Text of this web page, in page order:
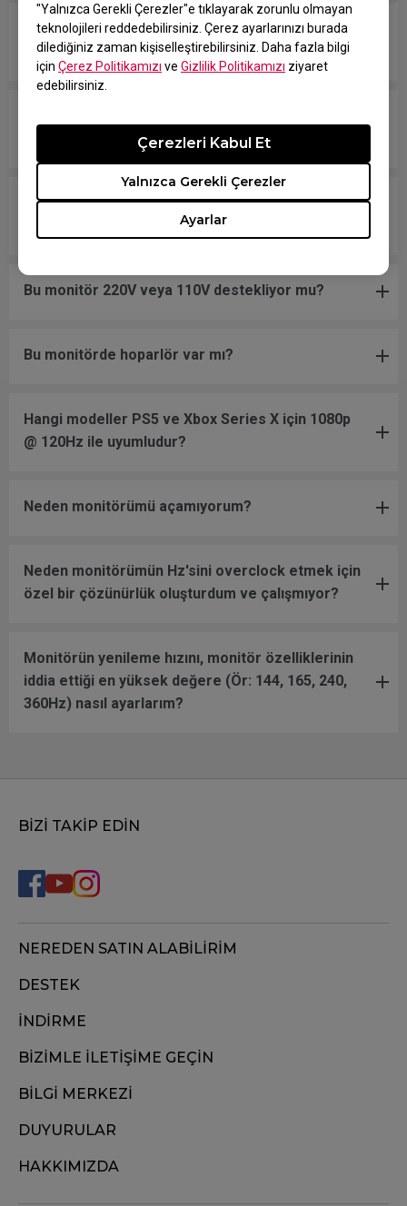
"Yalnızca Gerekli Çerezler"e tıklayarak zorunlu olmayan
teknolojileri reddedebilirsiniz. Çerez ayarlarınızı burada
dilediğiniz zaman kişiselleştirebilirsiniz. Daha fazla bilgi
için Çerez Politikamızı ve Gizlilik Politikamızı ziyaret
edebilirsiniz.
Ayarlar
Yalnızca Gerekli Çerezler
Çerezleri Kabul Et
Hangi modeller PS5 ve Xbox Series X/S için
Değişken Yenileme Hızı (VRR) ile uyumludur?
Bu monitörde hangi VESA montajını
Bu monitör 220V veya 110V destekliyor mu?
Bu monitörde hoparlör var mı?
Hangi modeller PS5 ve Xbox Series X için 1080p
@ 120Hz ile uyumludur?
Neden monitörümü açamıyorum?
Neden monitörümün Hz'sini overclock etmek için
özel bir çözünürlük oluşturdum ve çalışmıyor?
Monitörün yenileme hızını, monitör özelliklerinin
iddia ettiği en yüksek değere (Ör: 144, 165, 240,
360Hz) nasıl ayarlarım?
BİZİ TAKİP EDİN
NEREDEN SATIN ALABİLİRİM
DESTEK
İNDİRME
BİZİMLE İLETİŞİME GEÇİN
BİLGİ MERKEZİ
DUYURULAR
HAKKIMIZDA